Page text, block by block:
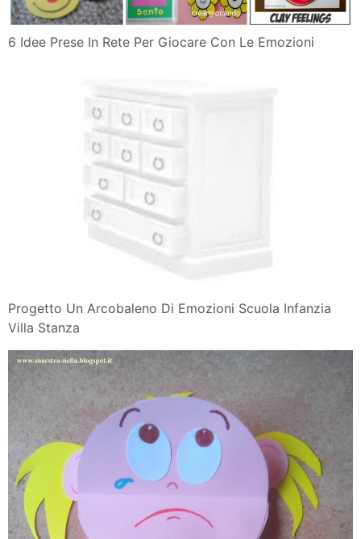
6 Idee Prese In Rete Per Giocare Con Le Emozioni
Progetto Un Arcobaleno Di Emozioni Scuola Infanzia
Villa Stanza